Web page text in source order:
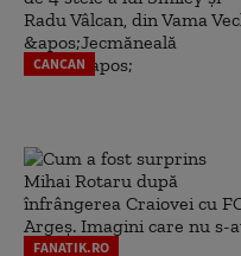
CANCAN
FANATIK.RO